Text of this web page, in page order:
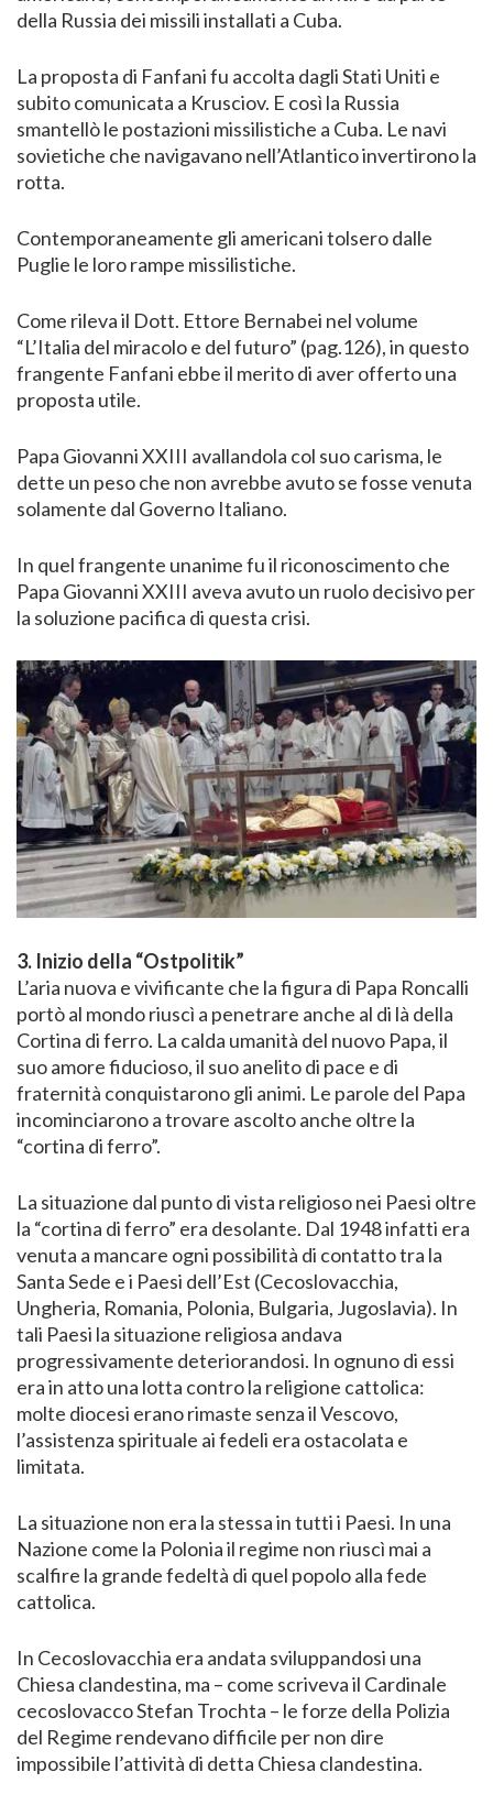
della Russia dei missili installati a Cuba.
La proposta di Fanfani fu accolta dagli Stati Uniti e
subito comunicata a Krusciov. E così la Russia
smantellò le postazioni missilistiche a Cuba. Le navi
sovietiche che navigavano nell’Atlantico invertirono la
rotta.
Contemporaneamente gli americani tolsero dalle
Puglie le loro rampe missilistiche.
Come rileva il Dott. Ettore Bernabei nel volume
“L’Italia del miracolo e del futuro” (pag.126), in questo
frangente Fanfani ebbe il merito di aver offerto una
proposta utile.
Papa Giovanni XXIII avallandola col suo carisma, le
dette un peso che non avrebbe avuto se fosse venuta
solamente dal Governo Italiano.
In quel frangente unanime fu il riconoscimento che
Papa Giovanni XXIII aveva avuto un ruolo decisivo per
la soluzione pacifica di questa crisi.
3. Inizio della “Ostpolitik”
L’aria nuova e vivificante che la figura di Papa Roncalli
portò al mondo riuscì a penetrare anche al di là della
Cortina di ferro. La calda umanità del nuovo Papa, il
suo amore fiducioso, il suo anelito di pace e di
fraternità conquistarono gli animi. Le parole del Papa
incominciarono a trovare ascolto anche oltre la
“cortina di ferro”.
La situazione dal punto di vista religioso nei Paesi oltre
la “cortina di ferro” era desolante. Dal 1948 infatti era
venuta a mancare ogni possibilità di contatto tra la
Santa Sede e i Paesi dell’Est (Cecoslovacchia,
Ungheria, Romania, Polonia, Bulgaria, Jugoslavia). In
tali Paesi la situazione religiosa andava
progressivamente deteriorandosi. In ognuno di essi
era in atto una lotta contro la religione cattolica:
molte diocesi erano rimaste senza il Vescovo,
l’assistenza spirituale ai fedeli era ostacolata e
limitata.
La situazione non era la stessa in tutti i Paesi. In una
Nazione come la Polonia il regime non riuscì mai a
scalfire la grande fedeltà di quel popolo alla fede
cattolica.
In Cecoslovacchia era andata sviluppandosi una
Chiesa clandestina, ma – come scriveva il Cardinale
cecoslovacco Stefan Trochta – le forze della Polizia
del Regime rendevano difficile per non dire
impossibile l’attività di detta Chiesa clandestina.